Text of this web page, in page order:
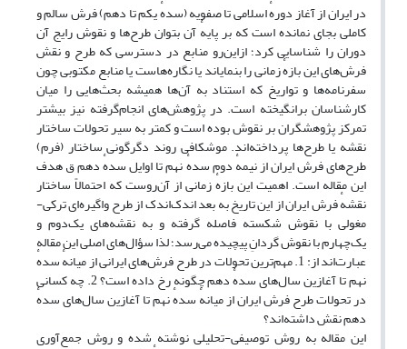
در ایران از آغاز دورهٔ اسلامی تا صفویه (سدهٔ یکم تا دهم) فرش سالم و
کاملی بجای نمانده است که بر پایهٔ آن بتوان طرح‌ها و نقوش رایج آن
دوران را شناسایی کرد؛ ازاین‌رو منابع در دسترسی که طرح و نقش
فرش‌های این بازهٔ زمانی را بنمایاند یا نگاره‌هاست یا منابع مکتوبی چون
سفرنامه‌ها و تواریخ که استناد به آن‌ها همیشه بحث‌هایی را میان
کارشناسان برانگیخته است. در پژوهش‌های انجام‌گرفته نیز بیشتر
تمرکز پژوهشگران بر نقوش بوده است و کمتر به سیر تحولات ساختار
نقشه یا طرح‌ها پرداخته‌اند. موشکافی روند دگرگونی ساختار (فرم)
طرح‌های فرش‌ ایران از نیمهٔ دوم سدهٔ نهم تا اوایل سدهٔ دهم ق هدف
این مقاله است. اهمیت این بازهٔ زمانی از آن‌روست که احتمالاً ساختار
نقشهٔ فرش ایران از این تاریخ به بعد اندک‌اندک از طرح واگیره‌‌ای ترکی-
مغولی با نقوش شکسته فاصله گرفته و به نقشه‌های یک‌دوم و
یک‌چهارم با نقوش گردانِ پیچیده می‌رسد؛ لذا سؤال‌های اصلی این مقاله
عبارت‌اند از: 1. مهم‌ترین تحولات در طرح فرش‌های ایرانی از میانهٔ سدهٔ
نهم تا آغازین سال‌های سدهٔ دهم چگونه رخ داده است؟ 2. چه کسانی
در تحولات طرح فرش ایران از میانهٔ سدهٔ نهم تا آغازین سال‌های سدهٔ
دهم نقش داشته‌اند؟
این مقاله به روش توصیفى-تحلیلى نوشته شده و روش جمع‌آورى